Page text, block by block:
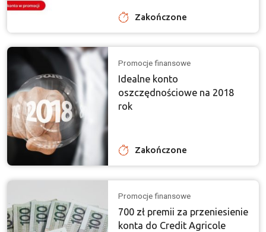
Zakończone
Promocje finansowe
Idealne konto
oszczędnościowe na 2018
rok
Zakończone
Promocje finansowe
700 zł premii za przeniesienie
konta do Credit Agricole